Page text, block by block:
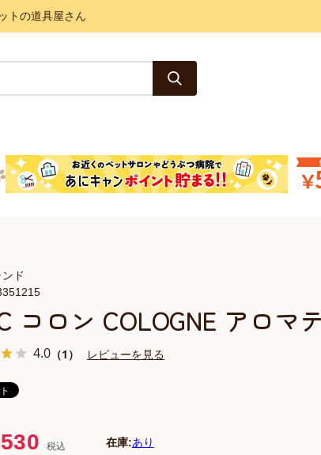
トの道具屋さん
コロン COLOGNE アロマ
4.0 （1） レビューを見る
ド
税込 在庫:あり